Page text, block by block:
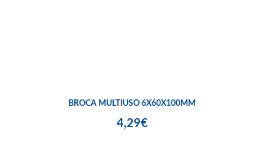
BROCA MULTIUSO 6X60X100MM
4,29€